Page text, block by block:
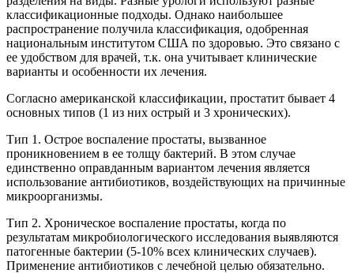
классификационные подходы. Однако наибольшее
распространение получила классификация, одобренная
национальным институтом США по здоровью. Это связано с
ее удобством для врачей, т.к. она учитывает клинические
варианты и особенности их лечения.
Согласно американской классификации, простатит бывает 4
основных типов (1 из них острый и 3 хронических).
Тип 1. Острое воспаление простаты, вызванное
проникновением в ее толщу бактерий. В этом случае
единственно оправданным вариантом лечения является
использование антибиотиков, воздействующих на причинные
микроорганизмы.
Тип 2. Хроническое воспаление простаты, когда по
результатам микробиологического исследования выявляются
патогенные бактерии (5-10% всех клинических случаев).
Применение антибиотиков с лечебной целью обязательно.